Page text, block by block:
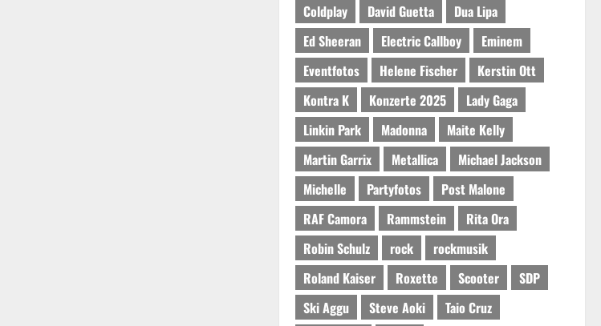
Coldplay
David Guetta
Dua Lipa
Ed Sheeran
Electric Callboy
Eminem
Eventfotos
Helene Fischer
Kerstin Ott
Kontra K
Konzerte 2025
Lady Gaga
Linkin Park
Madonna
Maite Kelly
Martin Garrix
Metallica
Michael Jackson
Michelle
Partyfotos
Post Malone
RAF Camora
Rammstein
Rita Ora
Robin Schulz
rock
rockmusik
Roland Kaiser
Roxette Scooter
SDP
Ski Aggu
Steve Aoki
Taio Cruz